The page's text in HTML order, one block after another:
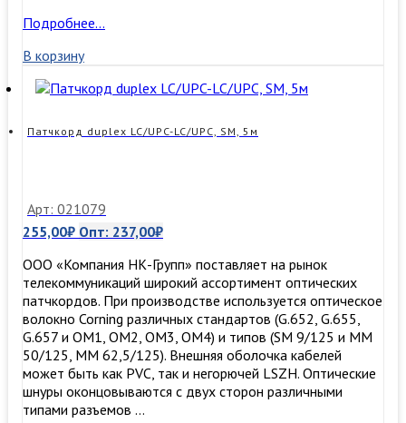
Патчкорд
LC/UPC-
LC/UPC,
SM,
Подробнее…
В корзину
Патчкорд duplex LC/UPC-LC/UPC, SM, 5м
Арт: 021079
255,00₽ Опт: 237,00₽
ООО «Компания НК-Групп» поставляет на рынок
телекоммуникаций широкий ассортимент оптических
патчкордов. При производстве используется оптическое
волокно Corning различных стандартов (G.652, G.655,
G.657 и OM1, OM2, OM3, ОМ4) и типов (SM 9/125 и MM
50/125, MM 62,5/125). Внешняя оболочка кабелей
может быть как PVC, так и негорючей LSZH. Оптические
шнуры оконцовываются с двух сторон различными
типами разъемов …